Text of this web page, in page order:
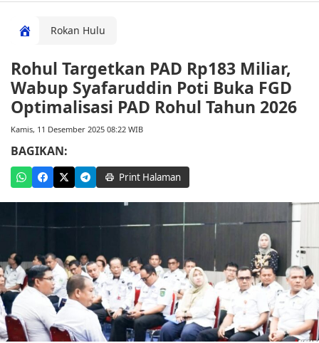
Rokan Hulu
Rohul Targetkan PAD Rp183 Miliar,
Wabup Syafaruddin Poti Buka FGD
Optimalisasi PAD Rohul Tahun 2026
Kamis, 11 Desember 2025 08:22 WIB
BAGIKAN:
Print Halaman